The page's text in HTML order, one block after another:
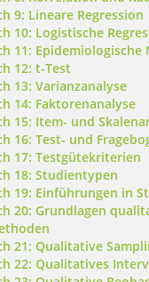
9: Lineare Regression
10: Logistische
11: Epidemiologische
12: t-Test
13: Varianzanalyse
14: Faktorenanalyse
15: Item- und
16: Test- und
17: Testgütekriterien
18: Studientypen
19: Einführungen in
20: Grundlagen
21: Qualitative
22: Qualitatives